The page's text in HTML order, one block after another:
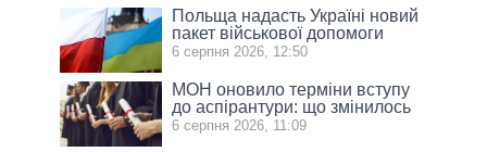
Польща надасть Україні новий
пакет військової допомоги
6 серпня 2026, 12:50
МОН оновило терміни вступу
до аспірантури: що змінилось
6 серпня 2026, 11:09